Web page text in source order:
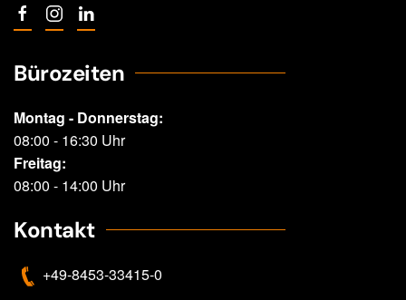
Bürozeiten
Montag - Donnerstag:
08:00 - 16:30 Uhr
Freitag:
08:00 - 14:00 Uhr
Kontakt
+49-8453-33415-0